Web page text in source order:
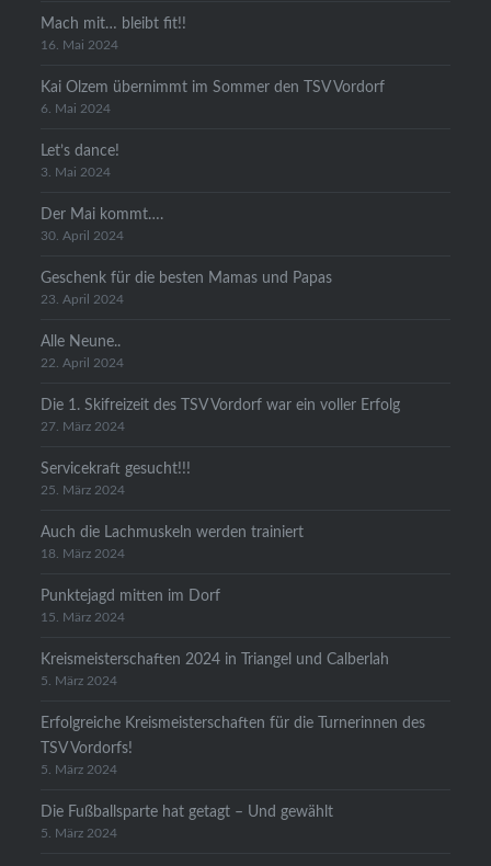
Mach mit… bleibt fit!!
16. Mai 2024
Kai Olzem übernimmt im Sommer den TSV Vordorf
6. Mai 2024
Let’s dance!
3. Mai 2024
Der Mai kommt….
30. April 2024
Geschenk für die besten Mamas und Papas
23. April 2024
Alle Neune..
22. April 2024
Die 1. Skifreizeit des TSV Vordorf war ein voller Erfolg
27. März 2024
Servicekraft gesucht!!!
25. März 2024
Auch die Lachmuskeln werden trainiert
18. März 2024
Punktejagd mitten im Dorf
15. März 2024
Kreismeisterschaften 2024 in Triangel und Calberlah
5. März 2024
Erfolgreiche Kreismeisterschaften für die Turnerinnen des
TSV Vordorfs!
5. März 2024
Die Fußballsparte hat getagt – Und gewählt
5. März 2024